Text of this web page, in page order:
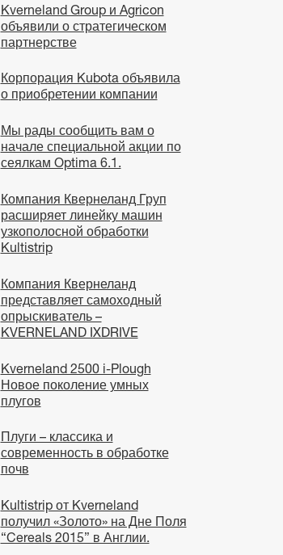
Kverneland Group и Agricon
объявили о стратегическом
партнерстве
Корпорация Kubota объявила
о приобретении компании
Мы рады сообщить вам о
начале специальной акции по
сеялкам Optima 6.1.
Компания Квернеланд Груп
расширяет линейку машин
узкополосной обработки
Kultistrip
Компания Квернеланд
представляет самоходный
опрыскиватель –
KVERNELAND IXDRIVE
Kverneland 2500 i-Plough
Новое поколение умных
плугов
Плуги – классика и
современность в обработке
почв
Kultistrip от Kverneland
получил «Золото» на Дне Поля
“Cereals 2015” в Англии.